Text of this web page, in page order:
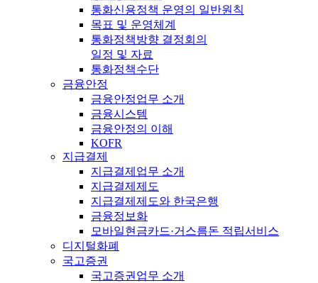
통화신용정책 운영의 일반원칙
목표 및 운영체계
통화정책방향 결정회의
일정 및 자료
통화정책수단
금융안정
금융안정업무 소개
금융시스템
금융안정의 이해
KOFR
지급결제
지급결제업무 소개
지급결제제도
지급결제제도와 한국은행
금융정보화
모바일현금카드·거스름돈 적립서비스
디지털화폐
국고증권
국고증권업무 소개